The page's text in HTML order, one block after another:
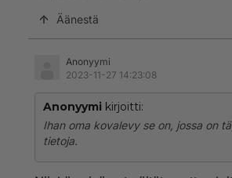
Äänestä
Anonyymi
2023-11-27 14:23:08
Anonyymi kirjoitti:
Ihan oma kovalevy se on, jossa on
tietoja.